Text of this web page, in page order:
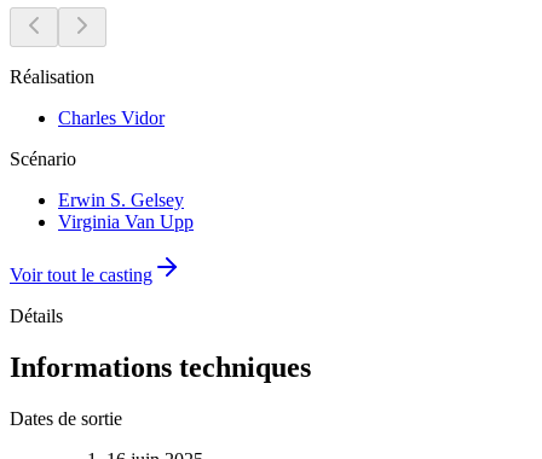
Réalisation
Charles Vidor
Scénario
Erwin S. Gelsey
Virginia Van Upp
Voir tout le casting
Détails
Informations techniques
Dates de sortie